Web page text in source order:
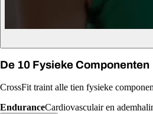
De 10 Fysieke Componenten
CrossFit traint alle tien fysieke
EnduranceCardiovasculair en